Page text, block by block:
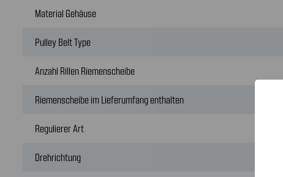
Material Gehäuse
Pulley Belt Type
Anzahl Rillen Riemenscheibe
Riemenscheibe im Lieferumfang enthalten
Regulierer Art
Drehrichtung